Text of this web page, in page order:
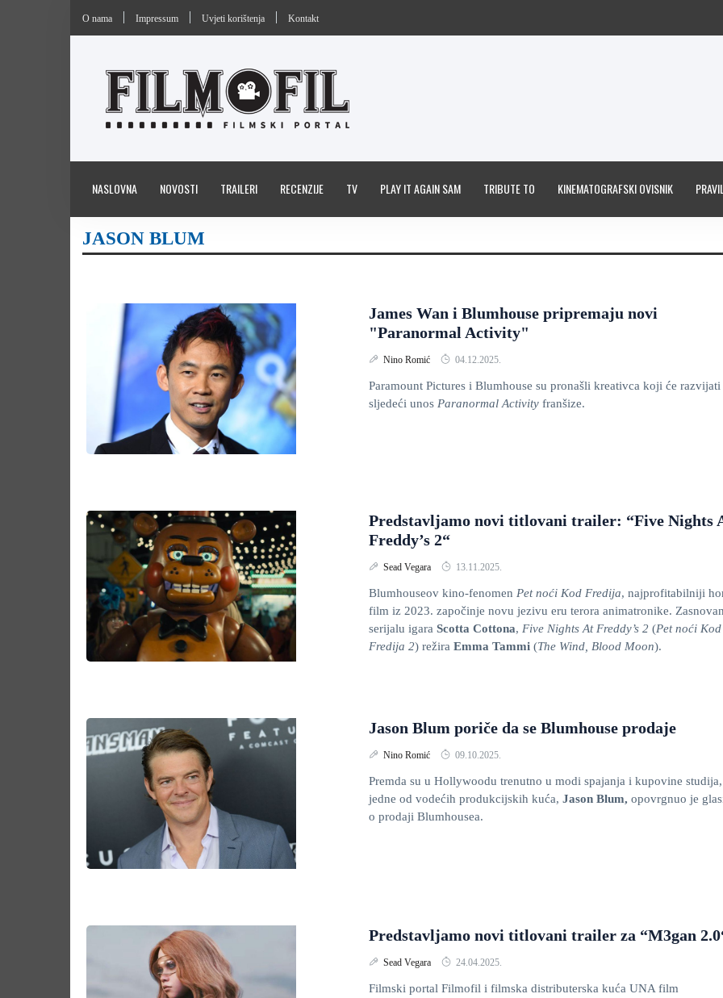
O nama Impressum Uvjeti korištenja Kontakt
NASLOVNA NOVOSTI TRAILERI RECENZIJE TV PLAY IT AGAIN SAM TRIBUTE TO KINEMATOGRAFSKI OVISNIK
JASON BLUM
James Wan i Blumhouse pripremaju novi
"Paranormal Activity"
Nino Romić 04.12.2025.
Paramount Pictures i Blumhouse su pronašli kreativca koji će razvijati
sljedeći unos Paranormal Activity franšize.
Predstavljamo novi titlovani trailer: “Five Nights
Freddy’s 2“
Sead Vegara 13.11.2025.
Blumhouseov kino-fenomen Pet noći Kod Fredija, najprofitabilniji
film iz 2023. započinje novu jezivu eru terora animatronike.
serijalu igara Scotta Cottona, Five Nights At Freddy’s 2 (Pet noći Kod
Fredija 2) režira Emma Tammi (The Wind, Blood Moon).
Jason Blum poriče da se Blumhouse prodaje
Nino Romić 09.10.2025.
Premda su u Hollywoodu trenutno u modi spajanja i kupovine
jedne od vodećih produkcijskih kuća, Jason Blum, opovrgnuo je
o prodaji Blumhousea.
Predstavljamo novi titlovani trailer za “M3gan
Sead Vegara 24.04.2025.
Filmski portal Filmofil i filmska distributerska kuća UNA film